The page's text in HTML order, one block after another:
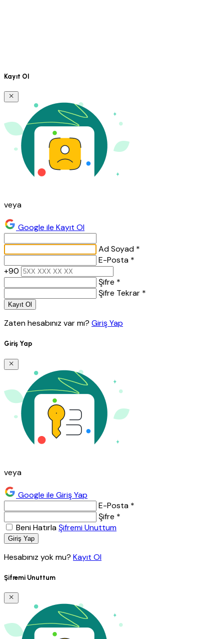
Kayıt Ol
veya
Google ile Kayıt Ol
Ad Soyad *
E-Posta *
+90
Şifre *
Şifre Tekrar *
Kayıt Ol
Zaten hesabınız var mı? Giriş Yap
Giriş Yap
veya
Google ile Giriş Yap
E-Posta *
Şifre *
Beni HatırlaŞifremi Unuttum
Giriş Yap
Hesabınız yok mu? Kayıt Ol
Şifremi Unuttum